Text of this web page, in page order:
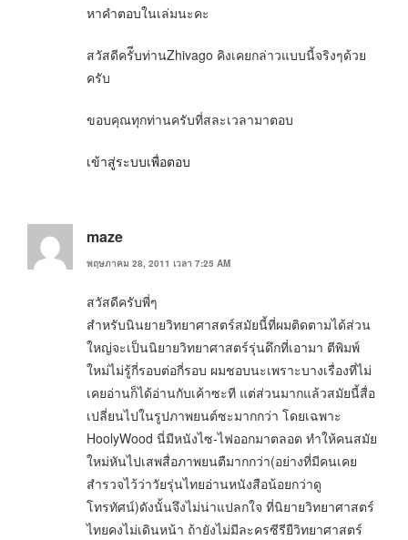
หาคำตอบในเล่มนะคะ
สวัสดีครัีบท่านZhivago คิงเคยกล่าวแบบนี้จริงๆด้วย
ครับ
ขอบคุณทุกท่านครับที่สละเวลามาตอบ
เข้าสู่ระบบเพื่อตอบ
maze
พฤษภาคม 28, 2011 เวลา 7:25 AM
สวัสดีครับพี่ๆ
สำหรับนินยายวิทยาศาสตร์สมัยนี้ที่ผมติดตามได้ส่วน
ใหญ่จะเป็นนิยายวิทยาศาสตร์รุ่นดึกที่เอามา ตีพิมพ์
ใหม่ไม่รู้กี่รอบต่อกี่รอบ ผมชอบนะเพราะบางเรื่องที่ไม่
เคยอ่านก็ได้อ่านกับเค้าซะที แต่ส่วนมากแล้วสมัยนี้สื่อ
เปลี่ยนไปในรูปภาพยนต์ซะมากกว่า โดยเฉพาะ
HoolyWood นี่มีหนังไซ-ไฟออกมาตลอด ทำให้คนสมัย
ใหม่หันไปเสพสื่อภาพยนตืมากกว่า(อย่างที่มีคนเคย
สำรวจไว้ว่าวัยรุ่นไทยอ่านหนังสือน้อยกว่าดู
โทรทัศน์)ดังนั้นจึงไม่น่าแปลกใจ ที่นิยายวิทยาศาสตร์
ไทยคงไม่เดินหน้า ถ้ายังไม่มีละครซีรียืวิทยาศาสตร์